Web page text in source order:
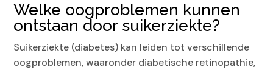
Welke oogproblemen kunnen
ontstaan door suikerziekte?
Suikerziekte (diabetes) kan leiden tot verschillende
oogproblemen, waaronder diabetische retinopathie,